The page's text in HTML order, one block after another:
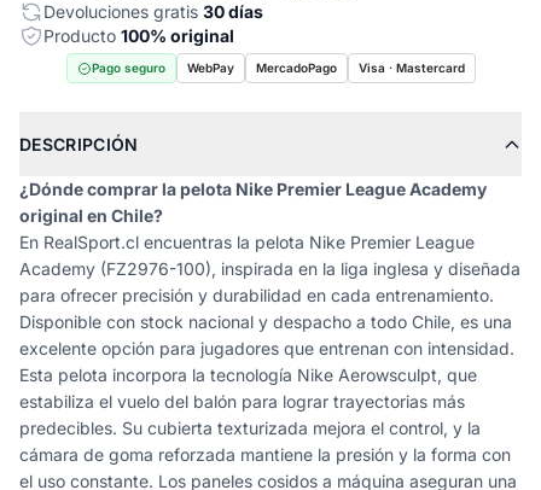
Devoluciones gratis 30 días
Producto 100% original
Pago seguro WebPay MercadoPago Visa · Mastercard
DESCRIPCIÓN
¿Dónde comprar la pelota Nike Premier League Academy
original en Chile?
En RealSport.cl encuentras la pelota Nike Premier League
Academy (FZ2976-100), inspirada en la liga inglesa y diseñada
para ofrecer precisión y durabilidad en cada entrenamiento.
Disponible con stock nacional y despacho a todo Chile, es una
excelente opción para jugadores que entrenan con intensidad.
Esta pelota incorpora la tecnología Nike Aerowsculpt, que
estabiliza el vuelo del balón para lograr trayectorias más
predecibles. Su cubierta texturizada mejora el control, y la
cámara de goma reforzada mantiene la presión y la forma con
el uso constante. Los paneles cosidos a máquina aseguran una